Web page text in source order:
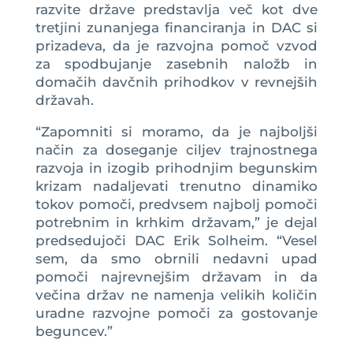
razvite države predstavlja več kot dve
tretjini zunanjega financiranja in DAC si
prizadeva, da je razvojna pomoč vzvod
za spodbujanje zasebnih naložb in
domačih davčnih prihodkov v revnejših
državah.
“Zapomniti si moramo, da je najboljši
način za doseganje ciljev trajnostnega
razvoja in izogib prihodnjim begunskim
krizam nadaljevati trenutno dinamiko
tokov pomoči, predvsem najbolj pomoči
potrebnim in krhkim državam,” je dejal
predsedujoči DAC Erik Solheim. “Vesel
sem, da smo obrnili nedavni upad
pomoči najrevnejšim državam in da
večina držav ne namenja velikih količin
uradne razvojne pomoči za gostovanje
beguncev.”